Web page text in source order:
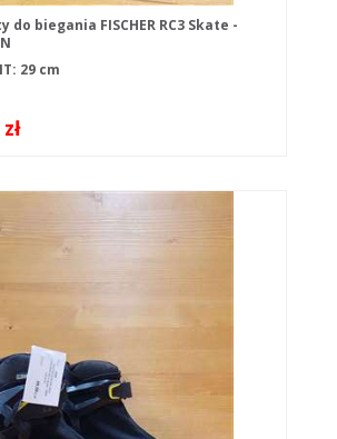
do biegania FISCHER RC3 Skate -
29 cm